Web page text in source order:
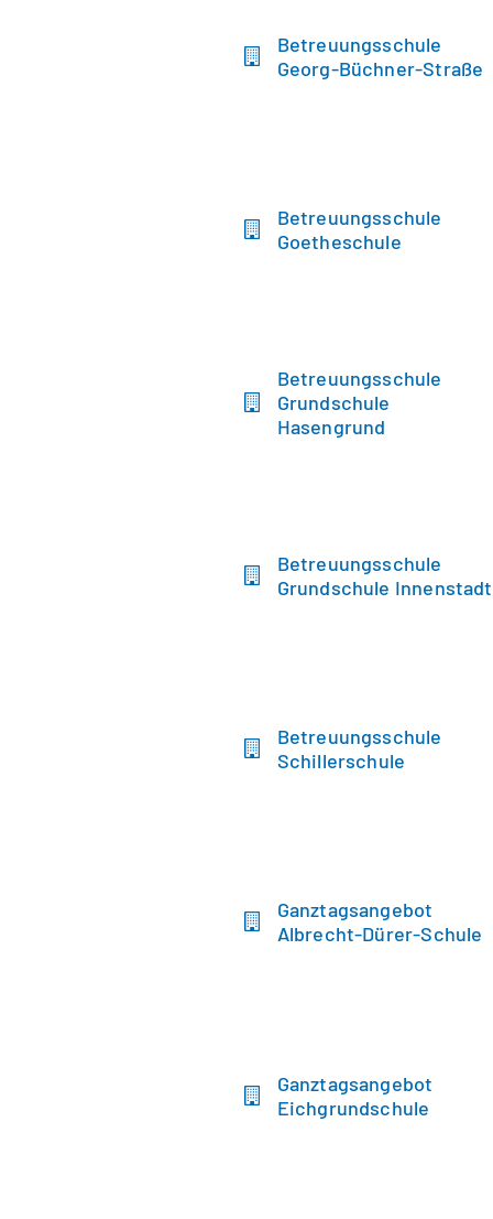
Betreuungsschule
Georg-Büchner-Straße
Betreuungsschule
Goetheschule
Betreuungsschule
Grundschule
Hasengrund
Betreuungsschule
Grundschule Innenstadt
Betreuungsschule
Schillerschule
Ganztagsangebot
Albrecht-Dürer-Schule
Ganztagsangebot
Eichgrundschule